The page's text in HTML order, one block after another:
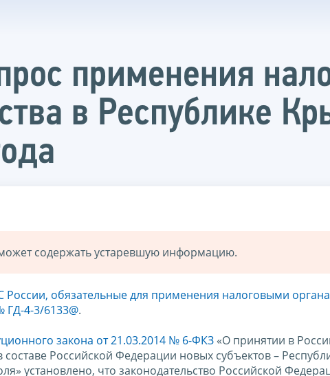
применения
в Республике
содержать устаревшую информацию.
России, обязательные для применения налоговыми
4-3/6133@.
закона от 21.03.2014 № 6-ФКЗ «О принятии в
Российской Федерации новых субъектов –
установлено, что законодательство Российской